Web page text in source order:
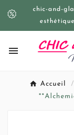
chic-and-

Accueil